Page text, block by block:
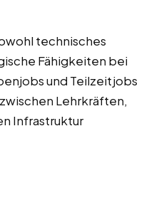
technisches
Fähigkeiten bei
und Teilzeitjobs
Lehrkräften,
Infrastruktur